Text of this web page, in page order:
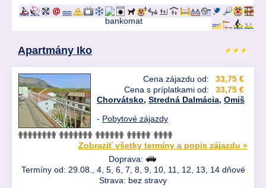
Apartmány Iko
Cena zájazdu od:
33,75 €
Cena s príplatkami od:
33,75 €
Chorvátsko, Stredná Dalmácia, Omiš
- Pobytové zájazdy
Zobraziť všetky termíny a popis zájazdu »
Doprava:
Termíny od: 29.08., 4, 5, 6, 7, 8, 9, 10, 11, 12, 13, 14 dňové
Strava: bez stravy